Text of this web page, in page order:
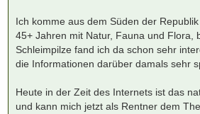
Ich komme aus dem Süden der
45+ Jahren mit Natur, Fauna und Flora,
Schleimpilze fand ich da schon sehr
die Informationen darüber damals sehr
Heute in der Zeit des Internets ist das
und kann mich jetzt als Rentner dem